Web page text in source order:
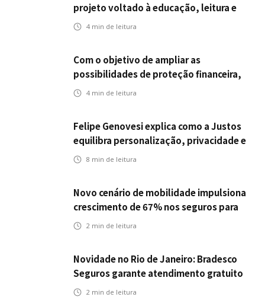
projeto voltado à educação, leitura e
empregabilidade
4 min de leitura
Com o objetivo de ampliar as
possibilidades de proteção financeira,
Icatu Seguros eleva capital segurado
4 min de leitura
Felipe Genovesi explica como a Justos
equilibra personalização, privacidade e
tecnologia
8 min de leitura
Novo cenário de mobilidade impulsiona
crescimento de 67% nos seguros para
veículos elétricos da Bradesco Seguros
2 min de leitura
Novidade no Rio de Janeiro: Bradesco
Seguros garante atendimento gratuito
na Ponte Rio-Niterói
2 min de leitura